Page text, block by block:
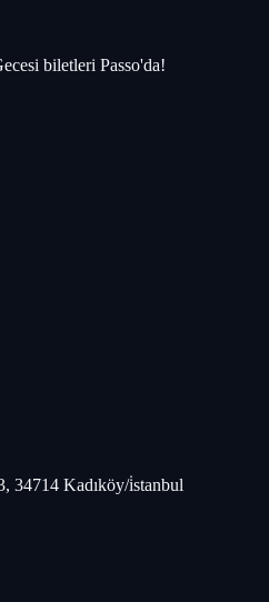
biletleri Passo'da!
34714 Kadıköy/i̇stanbul